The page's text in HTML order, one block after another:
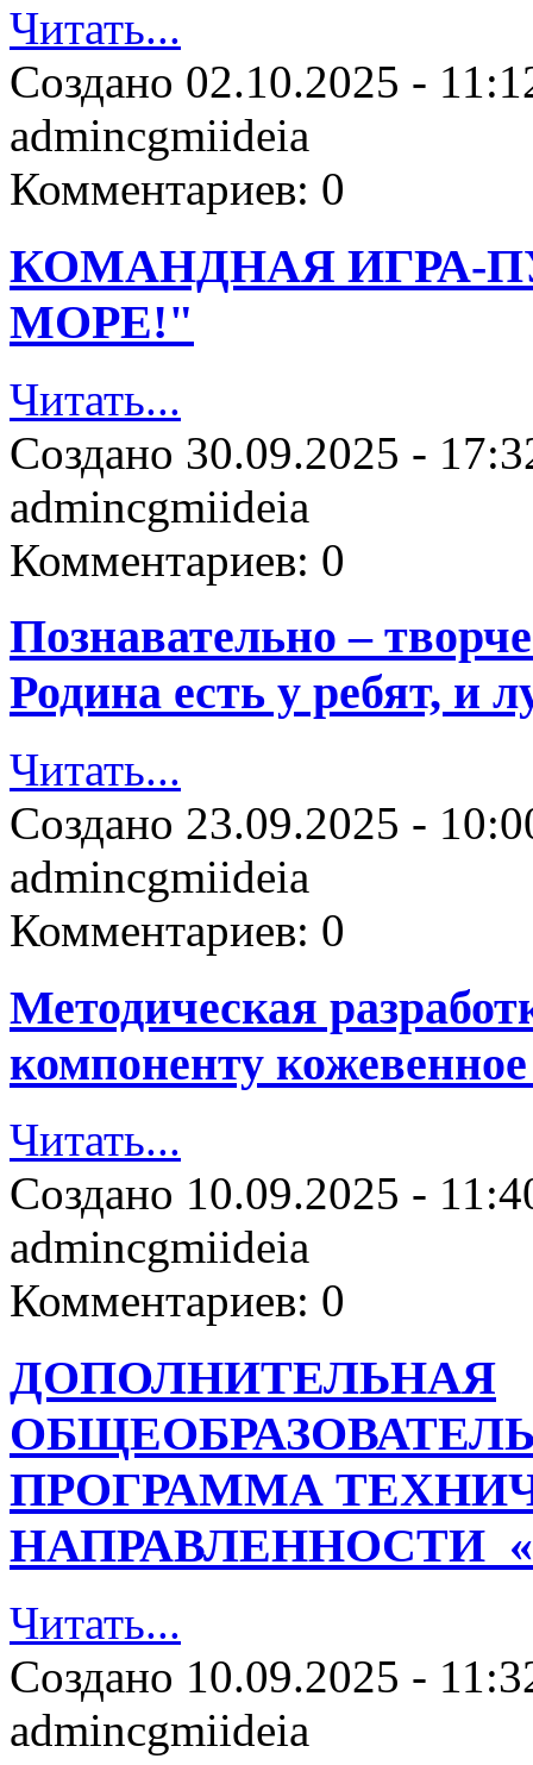
Читать...
Создано 02.10.2025 -
admincgmiideia
Комментариев: 0
КОМАНДНАЯ ИГРА-
МОРЕ!"
Читать...
Создано 30.09.2025 -
admincgmiideia
Комментариев: 0
Познавательно –
Родина есть у ребят, и
Читать...
Создано 23.09.2025 -
admincgmiideia
Комментариев: 0
Методическая
компоненту
Читать...
Создано 10.09.2025 -
admincgmiideia
Комментариев: 0
ДОПОЛНИТЕЛЬНАЯ
ПРОГРАММА
НАПРАВЛЕННОСТИ
Читать...
Создано 10.09.2025 -
admincgmiideia